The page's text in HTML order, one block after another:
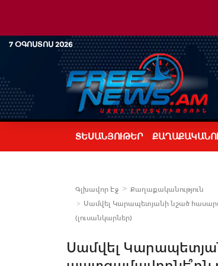
7 ՕԳՈՍՏՈՍ 2026
ՏԵՍԱՆՅՈՒԹԵՐ
Գլխավոր Էջ
Քաղաքականություն
Սամվել Կարապետյանի նշած
(լուսանկարներ)
Սամվել